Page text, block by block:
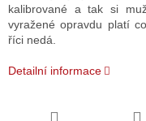
kalibrované a tak si
vyražené opravdu platí
říci nedá.
Detailní informace